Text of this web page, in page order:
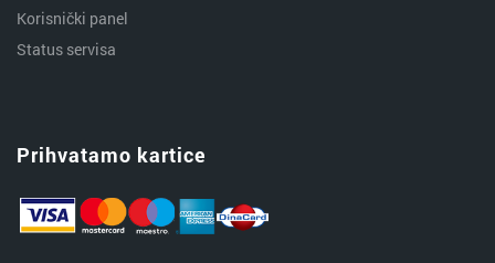
Korisnički panel
Status servisa
Prihvatamo kartice